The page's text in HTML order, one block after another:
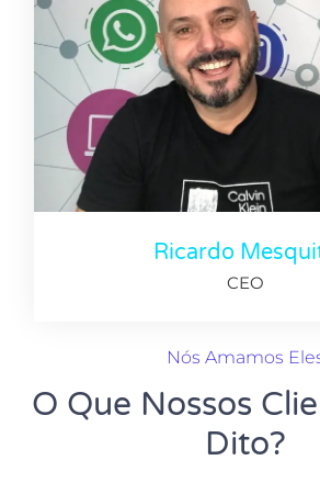
Ricardo
CEO
Nós Amamos
O Que Nossos
Dito?